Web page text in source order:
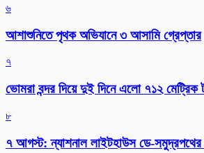
৬
আশাশুনিতে পৃথক অভিযানে ৩ আসামি গ্রেপ্তার
৭
ভোমরা বন্দর দিয়ে দুই দিনে এলো ৭১২ মেট্রিক
৮
৭ আগস্ট: ন্যাশনাল লাইটহাউস ডে-সমুদ্রপথের